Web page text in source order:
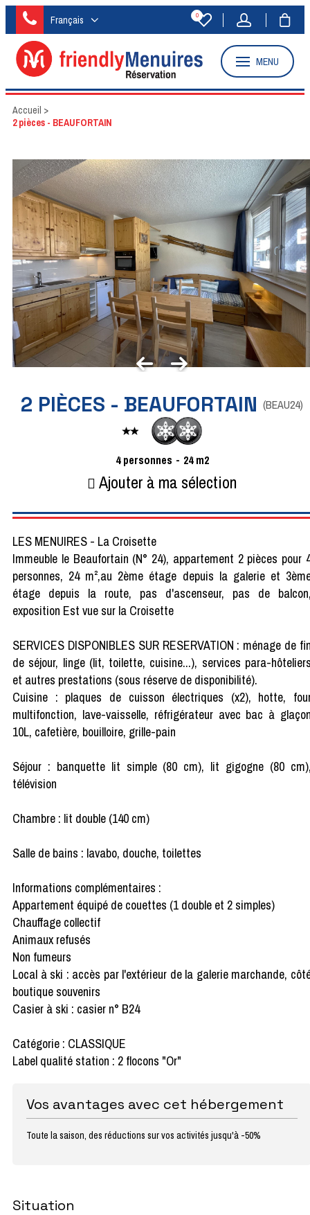
Français 0
MENU
Accueil >
2 pièces - BEAUFORTAIN
2 PIÈCES - BEAUFORTAIN (BEAU24)
4 personnes 24 m2
Ajouter à ma sélection
LES MENUIRES - La Croisette
Immeuble le Beaufortain (N° 24), appartement 2 pièces pour
personnes, 24 m²,au 2ème étage depuis la galerie et
étage depuis la route, pas d'ascenseur, pas de
exposition Est vue sur la Croisette
SERVICES DISPONIBLES SUR RESERVATION : ménage de
de séjour, linge (lit, toilette, cuisine...), services para-
et autres prestations (sous réserve de disponibilité).
Cuisine : plaques de cuisson électriques (x2), hotte,
multifonction, lave-vaisselle, réfrigérateur avec bac à
10L, cafetière, bouilloire, grille-pain
Séjour : banquette lit simple (80 cm), lit gigogne (80
télévision
Chambre : lit double (140 cm)
Salle de bains : lavabo, douche, toilettes
Informations complémentaires :
Appartement équipé de couettes (1 double et 2 simples)
Chauffage collectif
Animaux refusés
Non fumeurs
Local à ski : accès par l'extérieur de la galerie marchande,
boutique souvenirs
Casier à ski : casier n° B24
Catégorie : CLASSIQUE
Label qualité station : 2 flocons "Or"
Vos avantages avec cet hébergement
Toute la saison, des réductions sur vos activités jusqu'à -50%
Situation